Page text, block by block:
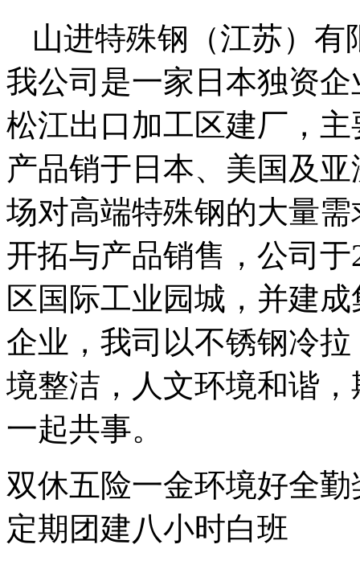
山进特殊钢（江苏）有
我公司是一家日本独资
松江出口加工区建厂，
产品销于日本、美国及
场对高端特殊钢的大量
开拓与产品销售，公司
区国际工业园城，并建
企业，我司以不锈钢冷
境整洁，人文环境和谐
一起共事。
双休五险一金环境好全勤
定期团建八小时白班